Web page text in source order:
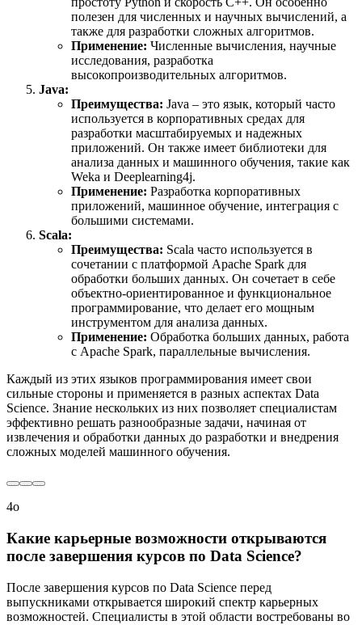
полезен для численных и научных вычислений, а
также для разработки сложных алгоритмов.
Применение: Численные вычисления, научные
исследования, разработка
высокопроизводительных алгоритмов.
Java:
Преимущества: Java – это язык, который часто
используется в корпоративных средах для
разработки масштабируемых и надежных
приложений. Он также имеет библиотеки для
анализа данных и машинного обучения, такие как
Weka и Deeplearning4j.
Применение: Разработка корпоративных
приложений, машинное обучение, интеграция с
большими системами.
Scala:
Преимущества: Scala часто используется в
сочетании с платформой Apache Spark для
обработки больших данных. Он сочетает в себе
объектно-ориентированное и функциональное
программирование, что делает его мощным
инструментом для анализа данных.
Применение: Обработка больших данных, работа
с Apache Spark, параллельные вычисления.
Каждый из этих языков программирования имеет свои
сильные стороны и применяется в разных аспектах Data
Science. Знание нескольких из них позволяет специалистам
эффективно решать разнообразные задачи, начиная от
извлечения и обработки данных до разработки и внедрения
сложных моделей машинного обучения.
4o
Какие карьерные возможности открываются
после завершения курсов по Data Science?
После завершения курсов по Data Science перед
выпускниками открывается широкий спектр карьерных
возможностей. Специалисты в этой области востребованы во